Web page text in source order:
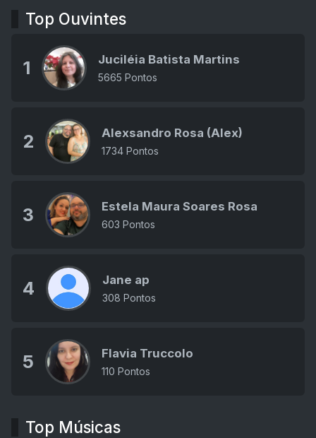
Top Ouvintes
1 Juciléia Batista Martins
5665 Pontos
2 Alexsandro Rosa (Alex)
1734 Pontos
3 Estela Maura Soares Rosa
603 Pontos
4 Jane ap
308 Pontos
5 Flavia Truccolo
110 Pontos
Top Músicas